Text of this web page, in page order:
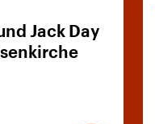
Jack Day